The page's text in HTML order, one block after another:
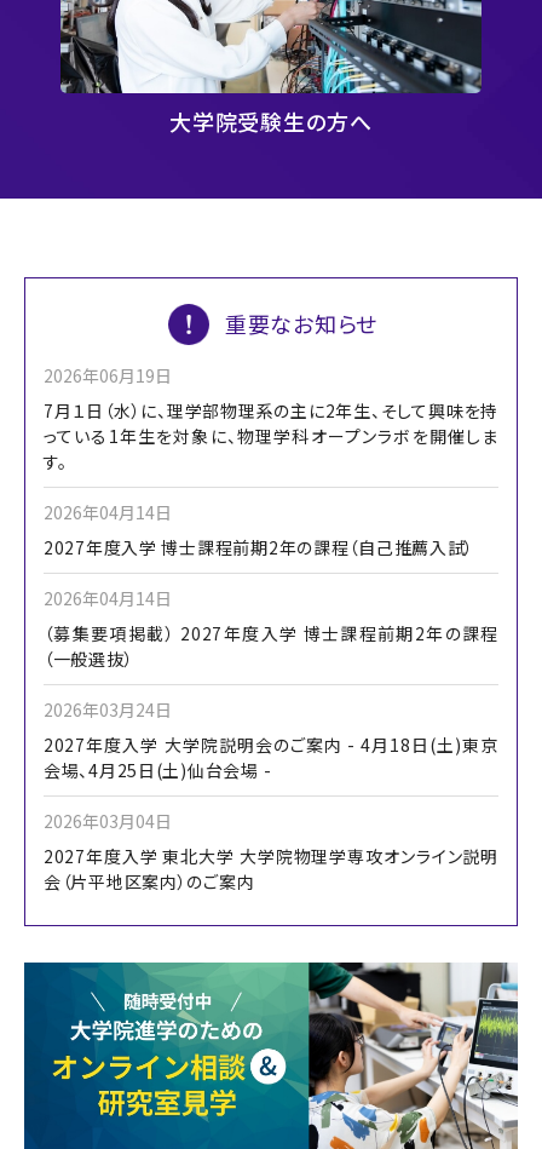
大学院受験生の方へ
重要なお知らせ
2026年06月19日
7月１日（水）に、理学部物理系の主に2年生、そして興味を持
っている1年生を対象に、物理学科オープンラボを開催しま
す。
2026年04月14日
2027年度入学 博士課程前期2年の課程（自己推薦入試）
2026年04月14日
（募集要項掲載） 2027年度入学 博士課程前期2年の課程
（一般選抜）
2026年03月24日
2027年度入学 大学院説明会のご案内 - 4月18日(土)東京
会場、4月25日(土)仙台会場 -
2026年03月04日
2027年度入学 東北大学 大学院物理学専攻オンライン説明
会（片平地区案内）のご案内